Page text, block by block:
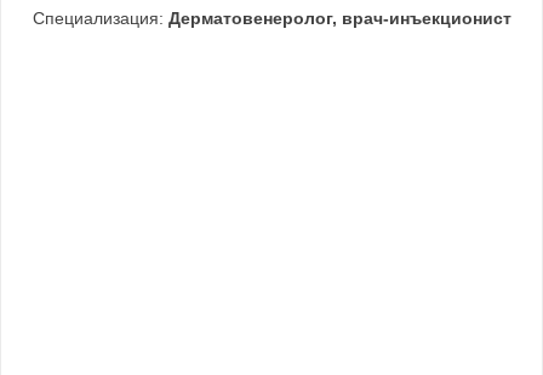
Специализация: Дерматовенеролог, врач-инъекционист